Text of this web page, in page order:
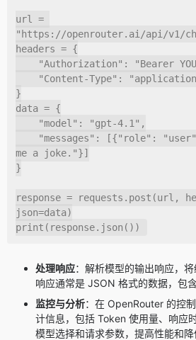
url =
"https://openrouter.ai/api/v1/
headers = {
"Authorization" : "Bearer
"Content-Type" :
}
data = {
"model" : "gpt-4.1" ,
"messages" : [{"role" : "user"
me a joke."}]
}
response = requests . post (url ,
json=data)
print ( response. json ( ) )
处理响应：解析模型的输出响应，将
响应通常是 JSON 格式的数据，包
监控与分析：在 OpenRouter 的控
计信息，包括 Token 使用量、响应
模型选择和请求参数，提高性能和降